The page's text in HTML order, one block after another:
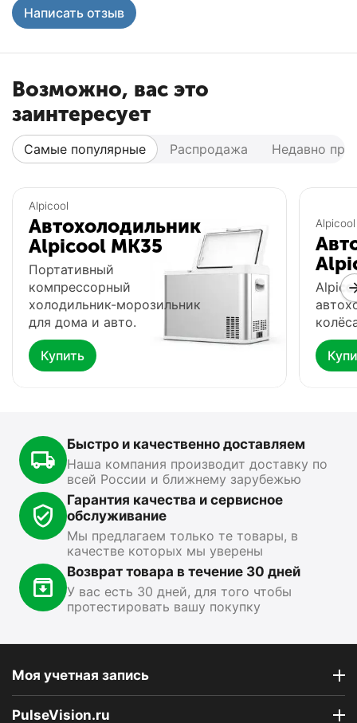
Написать отзыв
Возможно, вас это
заинтересует
Самые популярные Распродажа Недавно
Популярный
Автохолодильник
15 499 00 ₽
Популярный
13 89000 ₽
Показать ещё
Alpicool
Автохолодильник
Alpicool MK35
Портативный
компрессорный
холодильник-морозильник
для дома и авто.
Купить
Alpicool
Быстро и качественно доставляем
Наша компания производит доставку по
всей России и ближнему зарубежью
Гарантия качества и сервисное
обслуживание
Мы предлагаем только те товары, в
качестве которых мы уверены
Возврат товара в течение 30 дней
У вас есть 30 дней, для того чтобы
протестировать вашу покупку
Моя учетная запись
PulseVision.ru